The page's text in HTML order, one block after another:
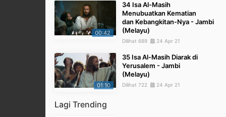
00:42
34 Isa Al-Masih
Menubuatkan Kematian
dan Kebangkitan-Nya - Jambi
(Melayu)
Dilihat 689 24 Apr 21
01:10
35 Isa Al-Masih Diarak di
Yerusalem - Jambi
(Melayu)
Dilihat 722 24 Apr 21
Lagi Trending